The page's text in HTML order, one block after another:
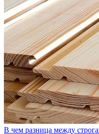
В чем разница между